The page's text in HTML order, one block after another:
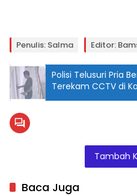
Penulis: Salma Editor:
Polisi Telusuri Pria
Terekam CCTV di
Kos Bekasi
Tambah
Baca Juga